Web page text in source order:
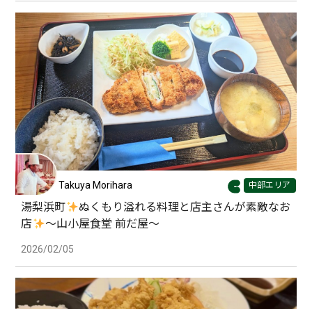
Takuya Morihara 中部エリア
湯梨浜町
ぬくもり溢れる料理と店主さんが素敵なお
店
〜山小屋食堂 前だ屋〜
2026/02/05